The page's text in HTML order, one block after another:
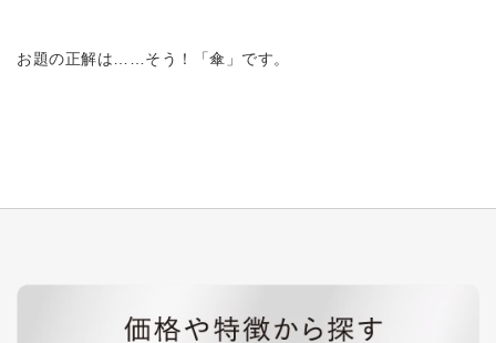
お題の正解は……そう！「傘」です。